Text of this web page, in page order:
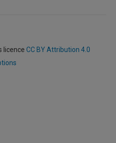
licence CC BY Attribution 4.0